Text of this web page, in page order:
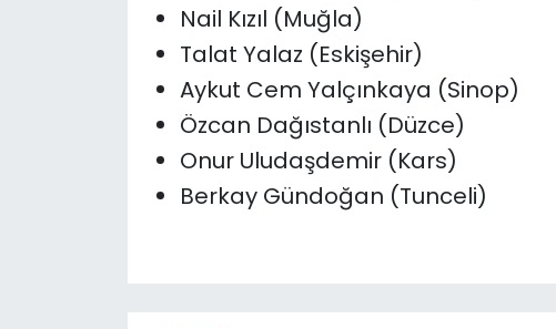
Nail Kızıl (Muğla)
Talat Yalaz (Eskişehir)
Aykut Cem Yalçınkaya (Sinop)
Özcan Dağıstanlı (Düzce)
Onur Uludaşdemir (Kars)
Berkay Gündoğan (Tunceli)